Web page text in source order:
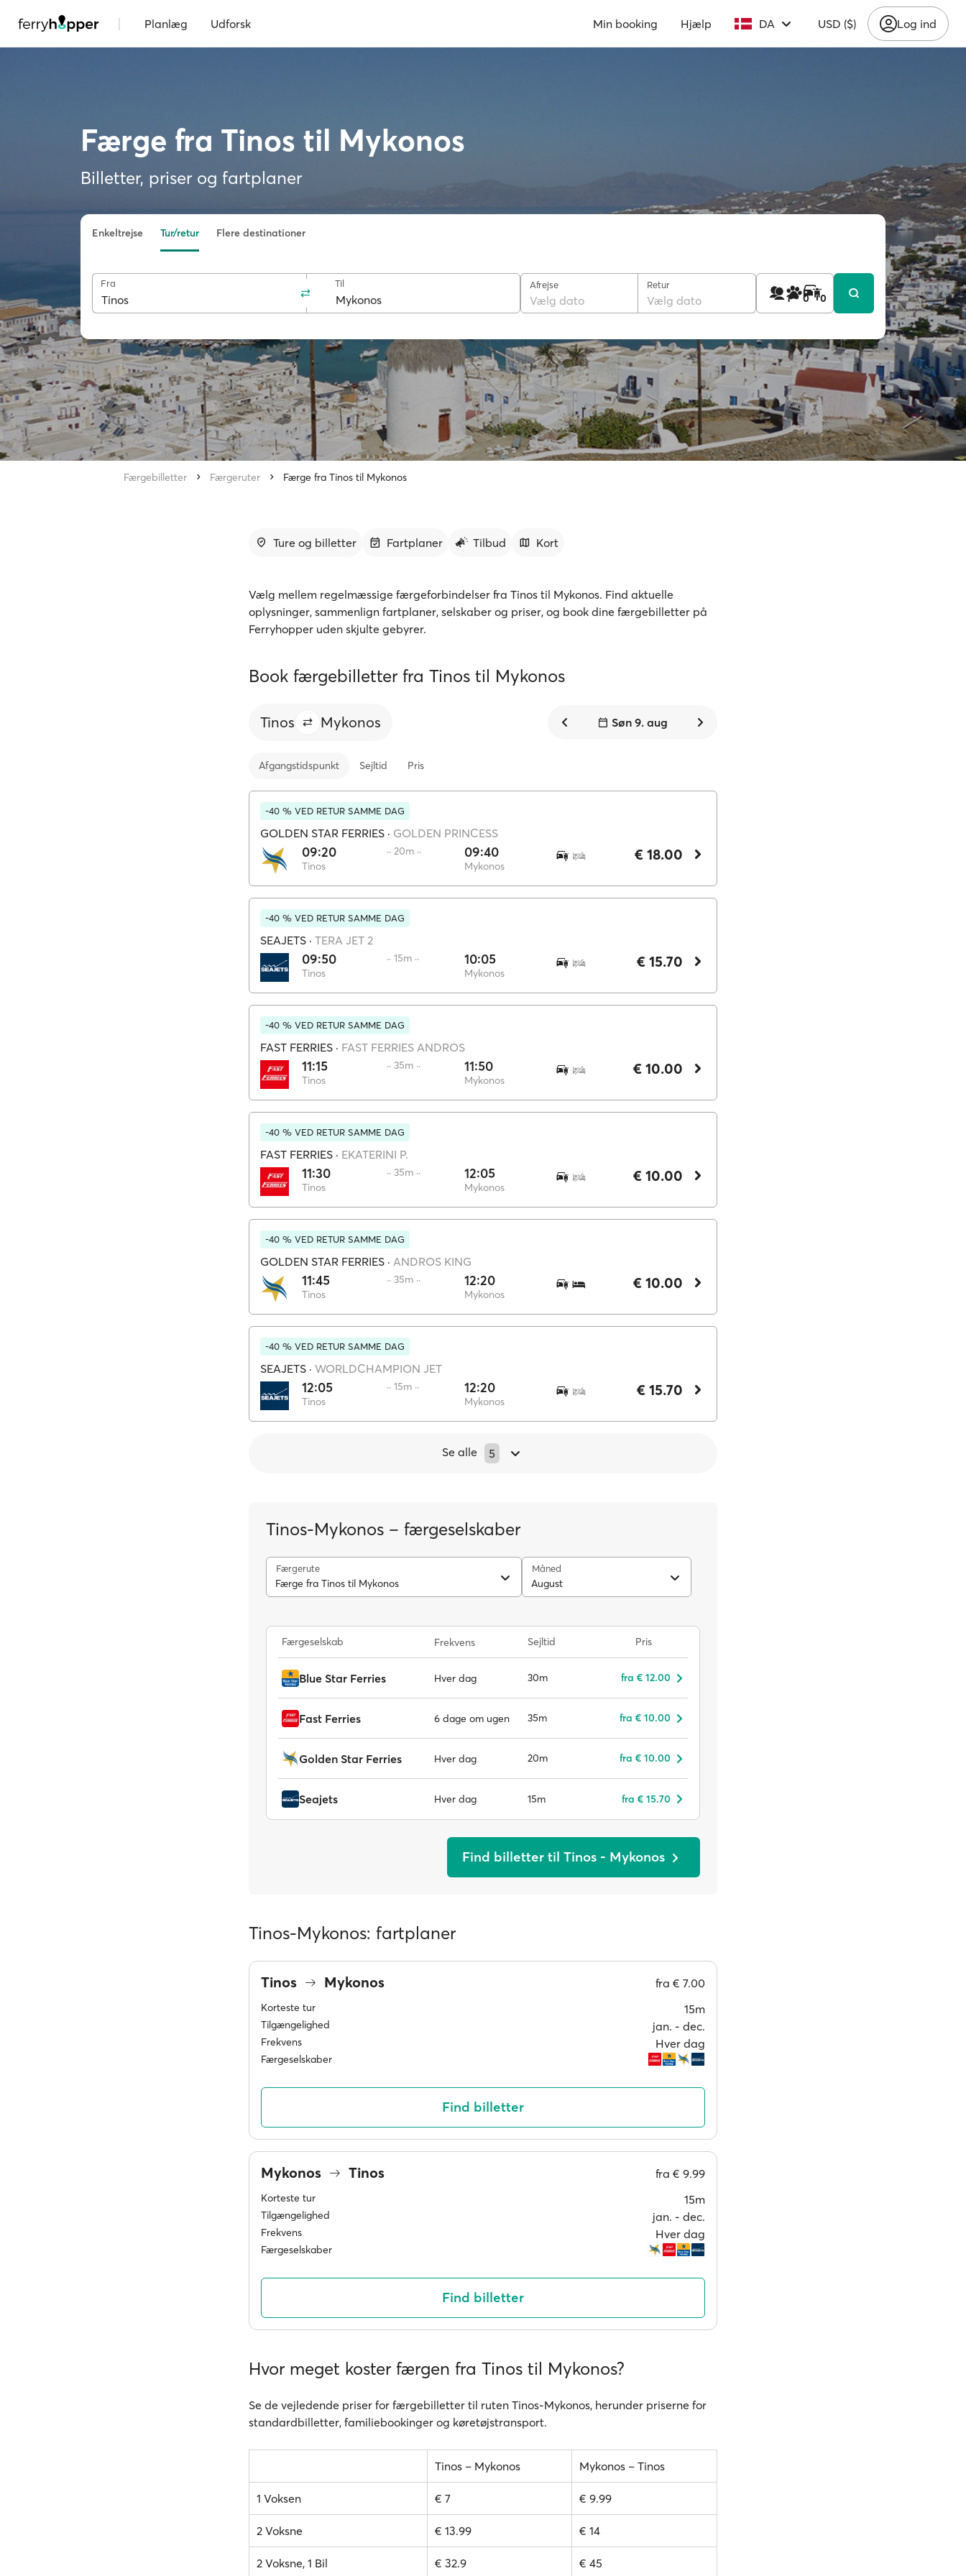
| Planlæg Udforsk Min booking Hjælp DA USD ($) Log ind
Færge fra Tinos til Mykonos
Billetter, priser og fartplaner
Enkeltrejse Tur/retur Flere destinationer
Fra Til Afrejse
Vælg dato
Retur
Vælg dato 1 0 0
Færgebilletter Færgeruter Færge fra Tinos til Mykonos
Ture og billetter Fartplaner Tilbud Kort
Vælg mellem regelmæssige færgeforbindelser fra Tinos til Mykonos. Find aktuelle
oplysninger, sammenlign fartplaner, selskaber og priser, og book dine færgebilletter på
Ferryhopper uden skjulte gebyrer.
Book færgebilletter fra Tinos til Mykonos
Tinos Mykonos Søn 9. aug
Afgangstidspunkt Sejltid Pris
-40 % VED RETUR SAMME DAG
GOLDEN STAR FERRIES · GOLDEN PRINCESS
09:20
Tinos
·· 20m ·· 09:40
Mykonos
€ 18.00
-40 % VED RETUR SAMME DAG
SEAJETS · TERA JET 2
09:50
Tinos
·· 15m ·· 10:05
Mykonos
€ 15.70
-40 % VED RETUR SAMME DAG
FAST FERRIES · FAST FERRIES ANDROS
11:15
Tinos
·· 35m ·· 11:50
Mykonos
€ 10.00
-40 % VED RETUR SAMME DAG
FAST FERRIES · EKATERINI P.
11:30
Tinos
·· 35m ·· 12:05
Mykonos
€ 10.00
-40 % VED RETUR SAMME DAG
GOLDEN STAR FERRIES · ANDROS KING
11:45
Tinos
·· 35m ·· 12:20
Mykonos
€ 10.00
-40 % VED RETUR SAMME DAG
SEAJETS · WORLDCHAMPION JET
12:05
Tinos
·· 15m ·· 12:20
Mykonos
€ 15.70
Se alle 5
Tinos-Mykonos – færgeselskaber
Færgerute
Færge fra Tinos til Mykonos
Måned
August
Færgeselskab Frekvens Sejltid Pris
Blue Star Ferries Hver dag 30m fra € 12.00
Fast Ferries 6 dage om ugen 35m fra € 10.00
Golden Star Ferries Hver dag 20m fra € 10.00
Seajets Hver dag 15m fra € 15.70
Find billetter til Tinos - Mykonos
Tinos-Mykonos: fartplaner
Tinos Mykonos fra € 7.00
Korteste tur 15m
Tilgængelighed jan. ‐ dec.
Frekvens Hver dag
Færgeselskaber
Find billetter
Mykonos Tinos fra € 9.99
Korteste tur 15m
Tilgængelighed jan. ‐ dec.
Frekvens Hver dag
Færgeselskaber
Find billetter
Hvor meget koster færgen fra Tinos til Mykonos?
Se de vejledende priser for færgebilletter til ruten Tinos-Mykonos, herunder priserne for
standardbilletter, familiebookinger og køretøjstransport.
Tinos – Mykonos Mykonos – Tinos
1 Voksen € 7 € 9.99
2 Voksne € 13.99 € 14
2 Voksne, 1 Bil € 32.9 € 45